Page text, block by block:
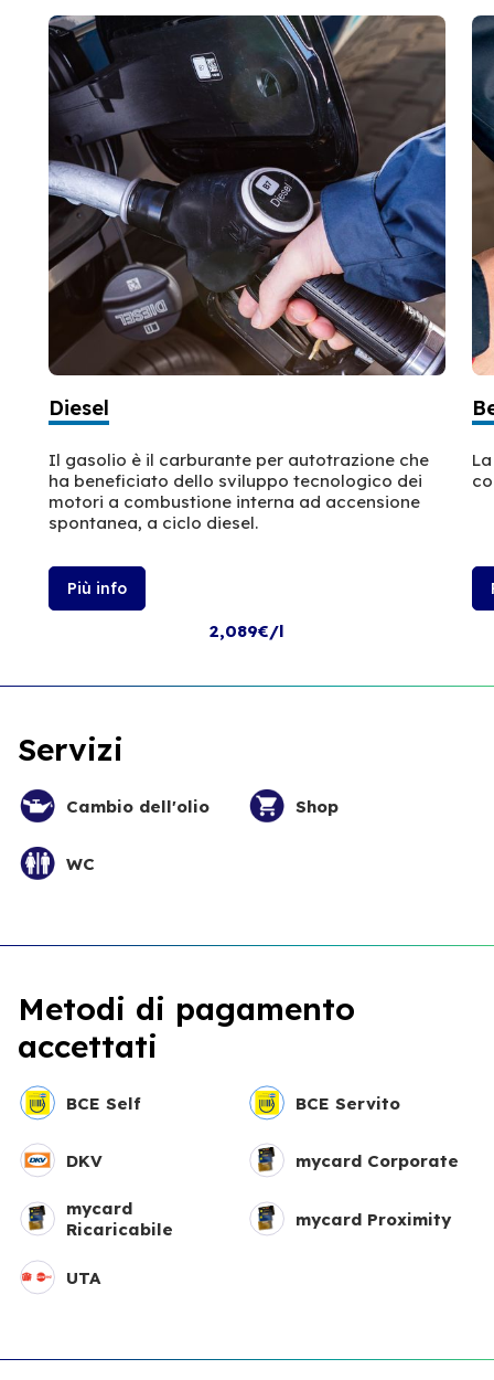
Diesel
Il gasolio è il carburante per autotrazione che
ha beneficiato dello sviluppo tecnologico dei
motori a combustione interna ad accensione
spontanea, a ciclo diesel.
Più info
2,089€/l
Servizi
Cambio dell'olio Shop
WC
Metodi di pagamento
accettati
BCE Self BCE Servito
DKV mycard Corporate
mycard
Ricaricabile
mycard Proximity
UTA